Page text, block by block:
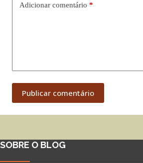
Adicionar comentário *
Publicar comentário
SOBRE O BLOG